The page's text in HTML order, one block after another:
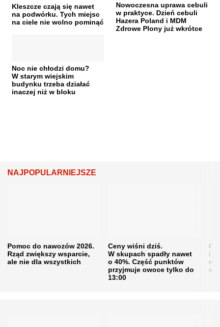
Kleszcze czają się nawet
na podwórku. Tych miejsc
na ciele nie wolno pominąć
Nowoczesna uprawa cebuli
w praktyce. Dzień cebuli
Hazera Poland i MDM
Zdrowe Plony już wkrótce
Noc nie chłodzi domu?
W starym wiejskim
budynku trzeba działać
inaczej niż w bloku
NAJPOPULARNIEJSZE
Pomoc do nawozów 2026.
Rząd zwiększy wsparcie,
ale nie dla wszystkich
Ceny wiśni dziś.
W skupach spadły nawet
o 40%. Część punktów
przyjmuje owoce tylko do
13:00
i